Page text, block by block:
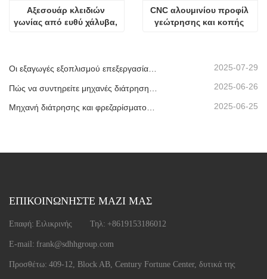
Αξεσουάρ κλειδιών
γωνίας από ευθύ χάλυβα,
CNC αλουμινίου προφίλ
γεώτρησης και κοπής
Οι εξαγωγές εξοπλισμού επεξεργασίας μονωτικού γυαλιού μας έχουν φτάσει σε νέα υψηλά επίπεδα, συμβάλλοντας στην ανάπτυξη πράσινων κτιρίων παγκοσμίως. 2025-07-29
2025-06-26
2025-06-25
ΕΠΙΚΟΙΝΩΝΗΣΤΕ ΜΑΖΙ ΜΑΣ
Επαφή: Ειλικρινής Τηλ: +8619153186012
E-mail: frank@sdhhgroup.com
Προσθέτω: 409-12, Block AB, Century Fortune Center, δυτικά της